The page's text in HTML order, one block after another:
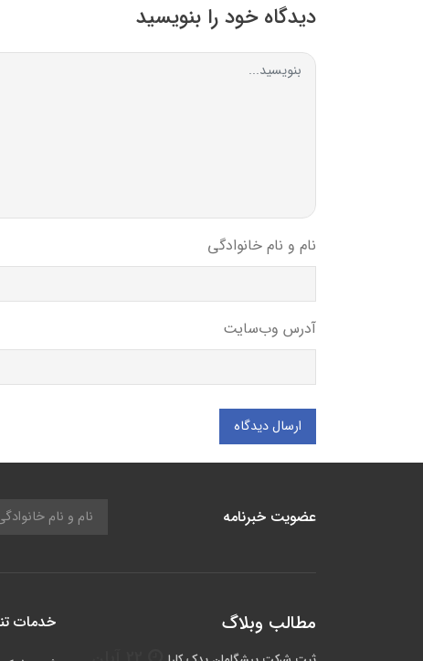
دیدگاه خود را بنویسید
نام و نام خانوادگی
آدرس وب‌سایت
ارسال دیدگاه
عضویت خبرنامه
مطالب وبلاگ خدمات